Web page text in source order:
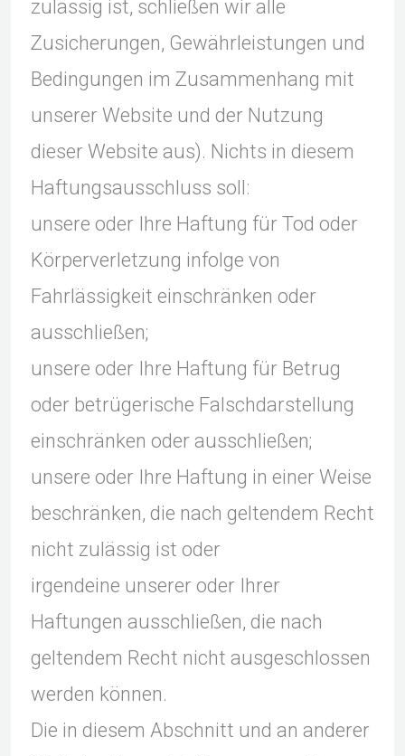
zulässig ist, schließen wir alle
Zusicherungen, Gewährleistungen und
Bedingungen im Zusammenhang mit
unserer Website und der Nutzung
dieser Website aus). Nichts in diesem
Haftungsausschluss soll:
unsere oder Ihre Haftung für Tod oder
Körperverletzung infolge von
Fahrlässigkeit einschränken oder
ausschließen;
unsere oder Ihre Haftung für Betrug
oder betrügerische Falschdarstellung
einschränken oder ausschließen;
unsere oder Ihre Haftung in einer Weise
beschränken, die nach geltendem Recht
nicht zulässig ist oder
irgendeine unserer oder Ihrer
Haftungen ausschließen, die nach
geltendem Recht nicht ausgeschlossen
werden können.
Die in diesem Abschnitt und an anderer